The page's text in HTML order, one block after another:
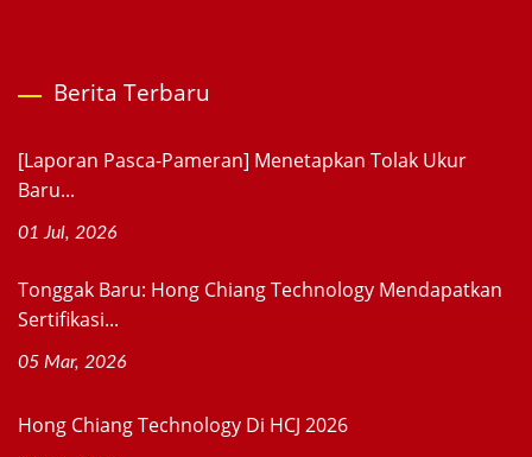
Berita Terbaru
[Laporan Pasca-Pameran] Menetapkan Tolak Ukur
Baru...
01 Jul, 2026
Tonggak Baru: Hong Chiang Technology Mendapatkan
Sertifikasi...
05 Mar, 2026
Hong Chiang Technology Di HCJ 2026